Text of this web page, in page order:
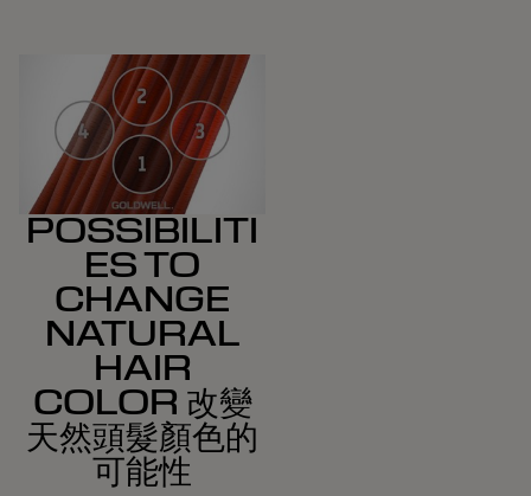
POSSIBILITI
ES TO
CHANGE
NATURAL
HAIR
COLOR 改變
天然頭髮顏色的
可能性